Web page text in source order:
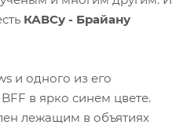
КАВСу - Брайану
и одного из его
в ярко синем цвете.
лежащим в объятиях